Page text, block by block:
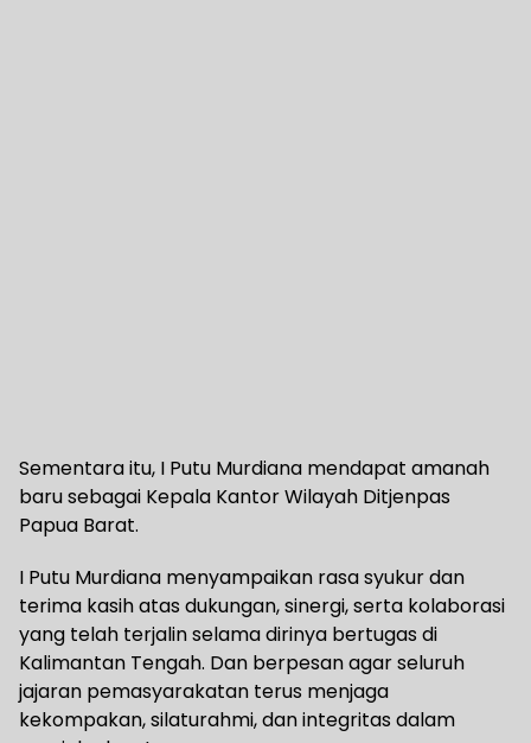
Sementara itu, I Putu Murdiana mendapat amanah
baru sebagai Kepala Kantor Wilayah Ditjenpas
Papua Barat.
I Putu Murdiana menyampaikan rasa syukur dan
terima kasih atas dukungan, sinergi, serta kolaborasi
yang telah terjalin selama dirinya bertugas di
Kalimantan Tengah. Dan berpesan agar seluruh
jajaran pemasyarakatan terus menjaga
kekompakan, silaturahmi, dan integritas dalam